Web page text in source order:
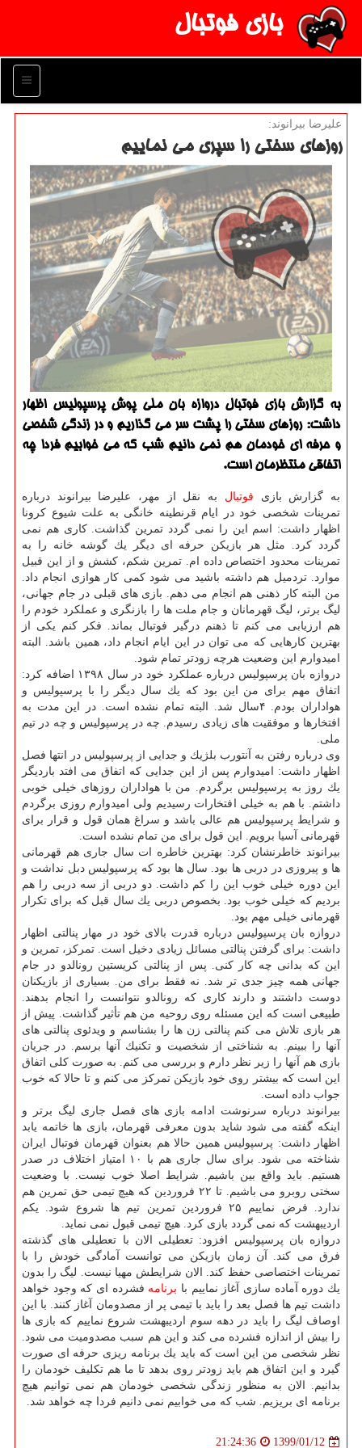
بازی فوتبال
منو
علیرضا بیرانوند:
روزهای سختی را سپری می نماییم
به گزارش بازی فوتبال دروازه بان ملی پوش پرسپولیس اظهار
داشت: روزهای سختی را پشت سر می گذاریم و در زندگی شخصی
و حرفه ای خودمان هم نمی دانیم شب كه می خوابیم فردا چه
اتفاقی منتظرمان است.
به گزارش بازی فوتبال به نقل از مهر، علیرضا بیرانوند درباره
تمرینات شخصی خود در ایام قرنطینه خانگی به علت شیوع كرونا
اظهار داشت: اسم این را نمی گردد تمرین گذاشت. كاری هم نمی
گردد كرد. مثل هر بازیكن حرفه ای دیگر یك گوشه خانه را به
تمرینات محدود اختصاص داده ام. تمرین شكم، كشش و از این قبیل
موارد. تردمیل هم داشته باشید می شود كمی كار هوازی انجام داد.
من البته كار ذهنی هم انجام می دهم. بازی های قبلی در جام جهانی،
لیگ برتر، لیگ قهرمانان و جام ملت ها را بازنگری و عملكرد خودم را
هم ارزیابی می كنم تا ذهنم درگیر فوتبال بماند. فكر كنم یكی از
بهترین كارهایی كه می توان در این ایام انجام داد، همین باشد. البته
امیدوارم این وضعیت هرچه زودتر تمام شود.
دروازه بان پرسپولیس درباره عملكرد خود در سال ۱۳۹۸ اضافه كرد:
اتفاق مهم برای من این بود كه یك سال دیگر را با پرسپولیس و
هواداران بودم. ۴سال شد. البته تمام نشده است. در این مدت به
افتخارها و موفقیت های زیادی رسیدم. چه در پرسپولیس و چه در تیم
ملی.
وی درباره رفتن به آنتورب بلژیك و جدایی از پرسپولیس در انتها فصل
اظهار داشت: امیدوارم پس از این جدایی كه اتفاق می افتد باردیگر
یك روز به پرسپولیس برگردم. من با هواداران روزهای خیلی خوبی
داشتم. با هم به خیلی افتخارات رسیدیم ولی امیدوارم روزی برگردم
و شرایط پرسپولیس هم عالی باشد و سراغ همان قول و قرار برای
قهرمانی آسیا برویم. این قول برای من تمام نشده است.
بیرانوند خاطرنشان كرد: بهترین خاطره ات سال جاری هم قهرمانی
ها و پیروزی در دربی ها بود. سال ها بود كه پرسپولیس دبل نداشت و
این دوره خیلی خوب این را كم داشت. دو دربی از سه دربی را هم
بردیم كه خیلی خوب بود. بخصوص دربی یك سال قبل كه برای تكرار
قهرمانی خیلی مهم بود.
دروازه بان پرسپولیس درباره قدرت بالای خود در مهار پنالتی اظهار
داشت: برای گرفتن پنالتی مسائل زیادی دخیل است. تمركز، تمرین و
این كه بدانی چه كار كنی. پس از پنالتی كریستین رونالدو در جام
جهانی همه چیز جدی تر شد. نه فقط برای من. بسیاری از بازیكنان
دوست داشتند و دارند كاری كه رونالدو نتوانست را انجام بدهند.
طبیعی است كه این مسئله روی روحیه من هم تأثیر گذاشت. پیش از
هر بازی تلاش می كنم پنالتی زن ها را بشناسم و ویدئوی پنالتی های
آنها را ببینم. به شناختی از شخصیت و تكنیك آنها برسم. در جریان
بازی هم آنها را زیر نظر دارم و بررسی می كنم. به صورت كلی اتفاق
این است كه بیشتر روی خود بازیكن تمركز می كنم و تا حالا كه خوب
جواب داده است.
بیرانوند درباره سرنوشت ادامه بازی های فصل جاری لیگ برتر و
اینكه گفته می شود شاید بدون معرفی قهرمان، بازی ها خاتمه یابد
اظهار داشت: پرسپولیس همین حالا هم بعنوان قهرمان فوتبال ایران
شناخته می شود. برای سال جاری هم با ۱۰ امتیاز اختلاف در صدر
هستیم. باید واقع بین باشیم. شرایط اصلا خوب نیست. با وضعیت
سختی روبرو می باشیم. تا ۲۲ فروردین كه هیچ تیمی حق تمرین هم
ندارد. فرض نماییم ۲۵ فروردین تمرین تیم ها شروع شود. یكم
اردیبهشت كه نمی گردد بازی كرد. هیچ تیمی قبول نمی نماید.
دروازه بان پرسپولیس افزود: تعطیلی الان با تعطیلی های گذشته
فرق می كند. آن زمان بازیكن می توانست آمادگی خودش را با
تمرینات اختصاصی حفظ كند. الان شرایطش مهیا نیست. لیگ را بدون
یك دوره آماده سازی آغاز نماییم با برنامه فشرده ای كه وجود خواهد
داشت تیم ها فصل بعد را باید با تیمی پر از مصدومان آغاز كنند. با این
اوصاف لیگ را باید در دهه سوم اردیبهشت شروع نماییم كه بازی ها
را بیش از اندازه فشرده می كند و این هم سبب مصدومیت می شود.
نظر شخصی من این است كه باید یك برنامه ریزی حرفه ای صورت
گیرد و این اتفاق هم باید زودتر روی بدهد تا ما هم تكلیف خودمان را
بدانیم. الان به منظور زندگی شخصی خودمان هم نمی توانیم هیچ
برنامه ای بریزیم. شب كه می خوابیم نمی دانیم فردا چه خواهد شد.
1399/01/12
21:24:36